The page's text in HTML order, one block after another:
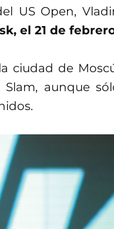
US Open,
el 21 de
ciudad de
aunque